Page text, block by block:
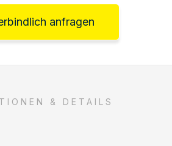
anfragen
& DETAILS